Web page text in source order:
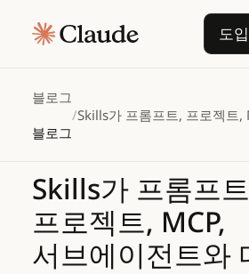
도
블로그
블로그
/Skills가 프롬프트, 프로젝트,
Skills가 프롬프
프로젝트, MCP,
서브에이전트와